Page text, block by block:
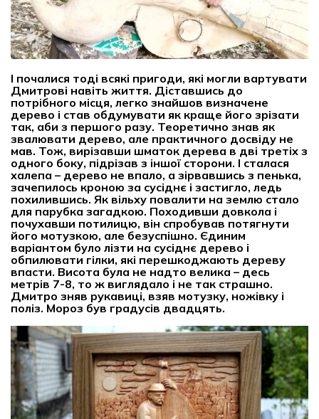
І почалися тоді всякі пригоди, які могли вартувати
Дмитрові навіть життя. Діставшись до
потрібного місця, легко знайшов визначене
дерево і став обдумувати як краще його зрізати
так, аби з першого разу. Теоретично знав як
звалювати дерево, але практичного досвіду не
мав. Тож, вирізавши шматок дерева в дві третіх з
одного боку, підрізав з іншої сторони. І сталася
халепа – дерево не впало, а зірвавшись з пенька,
зачепилось кроною за сусіднє і застигло, ледь
похилившись. Як вільху повалити на землю стало
для парубка загадкою. Походивши довкола і
почухавши потилицю, він спробував потягнути
його мотузкою, але безуспішно. Єдиним
варіантом було лізти на сусіднє дерево і
обпилювати гілки, які перешкоджають дереву
впасти. Висота була не надто велика – десь
метрів 7-8, то ж виглядало і не так страшно.
Дмитро зняв рукавиці, взяв мотузку, ножівку і
поліз. Мороз був градусів двадцять.